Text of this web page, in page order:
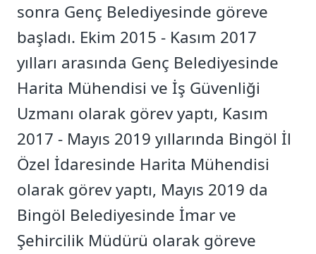
sonra Genç Belediyesinde göreve
başladı. Ekim 2015 - Kasım 2017
yılları arasında Genç Belediyesinde
Harita Mühendisi ve İş Güvenliği
Uzmanı olarak görev yaptı, Kasım
2017 - Mayıs 2019 yıllarında Bingöl İl
Özel İdaresinde Harita Mühendisi
olarak görev yaptı, Mayıs 2019 da
Bingöl Belediyesinde İmar ve
Şehircilik Müdürü olarak göreve